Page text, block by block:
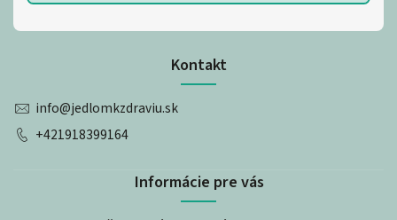
Kontakt
info@jedlomkzdraviu.sk
+421918399164
Informácie pre vás